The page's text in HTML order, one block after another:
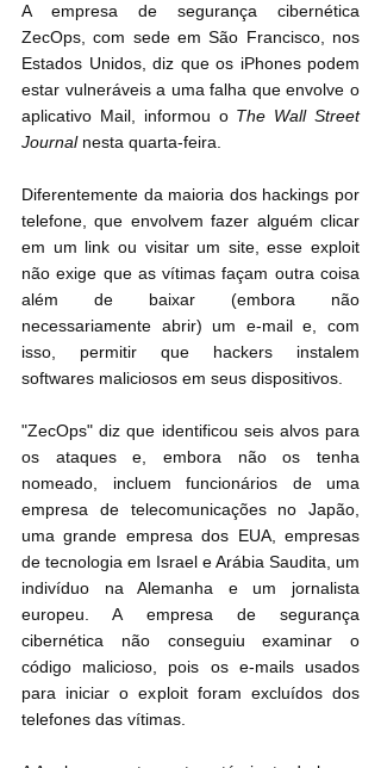
A empresa de segurança cibernética
ZecOps, com sede em São Francisco, nos
Estados Unidos, diz que os iPhones podem
estar vulneráveis a uma falha que envolve o
aplicativo Mail, informou o The Wall Street
Journal nesta quarta-feira.
Diferentemente da maioria dos hackings por
telefone, que envolvem fazer alguém clicar
em um link ou visitar um site, esse exploit
não exige que as vítimas façam outra coisa
além de baixar (embora não
necessariamente abrir) um e-mail e, com
isso, permitir que hackers instalem
softwares maliciosos em seus dispositivos.
"ZecOps" diz que identificou seis alvos para
os ataques e, embora não os tenha
nomeado, incluem funcionários de uma
empresa de telecomunicações no Japão,
uma grande empresa dos EUA, empresas
de tecnologia em Israel e Arábia Saudita, um
indivíduo na Alemanha e um jornalista
europeu. A empresa de segurança
cibernética não conseguiu examinar o
código malicioso, pois os e-mails usados
para iniciar o exploit foram excluídos dos
telefones das vítimas.